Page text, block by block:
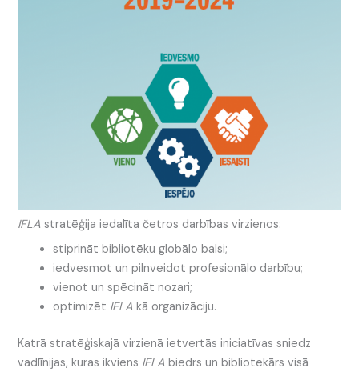
IFLA stratēģija iedalīta četros darbības virzienos:
stiprināt bibliotēku globālo balsi;
iedvesmot un pilnveidot profesionālo darbību;
vienot un spēcināt nozari;
optimizēt IFLA kā organizāciju.
Katrā stratēģiskajā virzienā ietvertās iniciatīvas sniedz
vadlīnijas, kuras ikviens IFLA biedrs un bibliotekārs visā